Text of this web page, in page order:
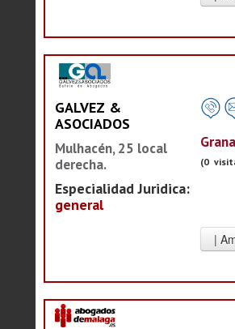
GALVEZ &
ASOCIADOS
Mulhacén, 25 local
derecha.
Especialidad Juridica:
general
(0